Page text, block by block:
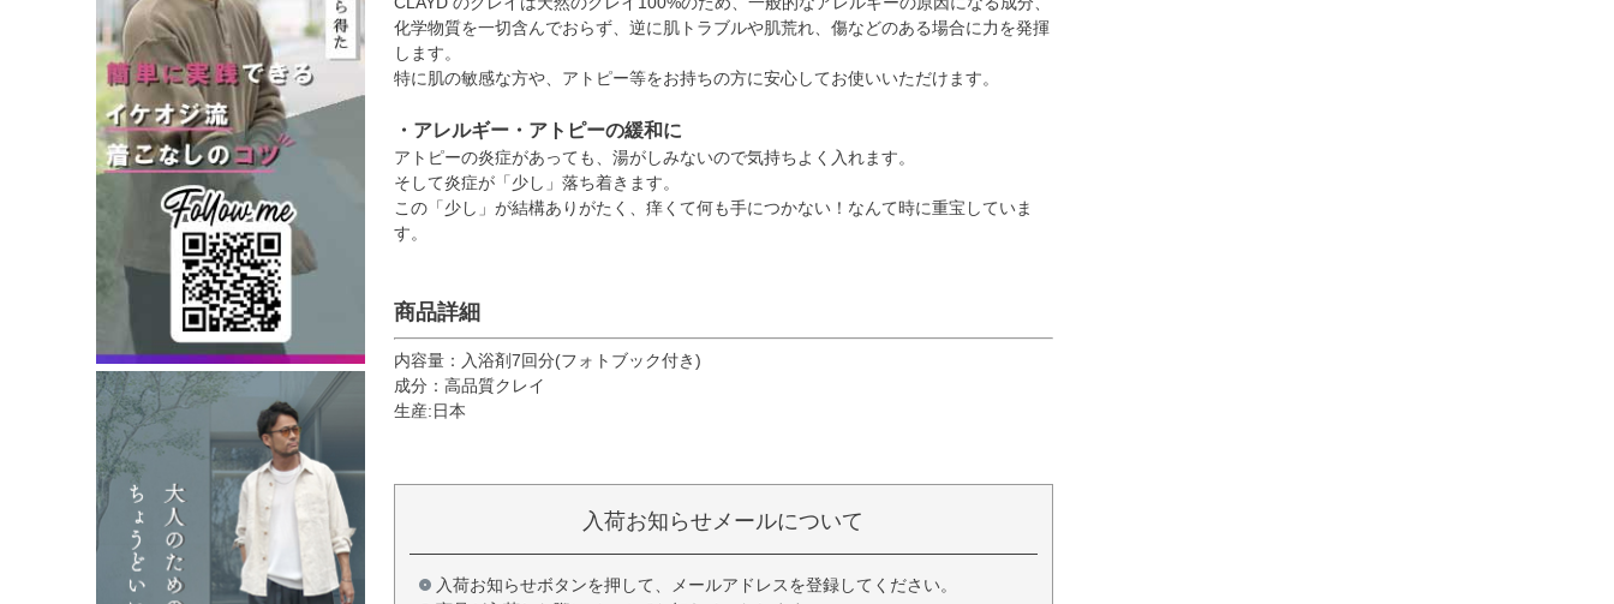
化学物質を一切含んでおらず、逆に肌トラブルや肌荒れ、傷などのある場合に力を発揮
します。
特に肌の敏感な方や、アトピー等をお持ちの方に安心してお使いいただけます。
・アレルギー・アトピーの緩和に
アトピーの炎症があっても、湯がしみないので気持ちよく入れます。
そして炎症が「少し」落ち着きます。
この「少し」が結構ありがたく、痒くて何も手につかない！なんて時に重宝していま
す。
商品詳細
内容量：入浴剤7回分(フォトブック付き)
成分：高品質クレイ
生産:日本
入荷お知らせメールについて
入荷お知らせボタンを押して、メールアドレスを登録してください。